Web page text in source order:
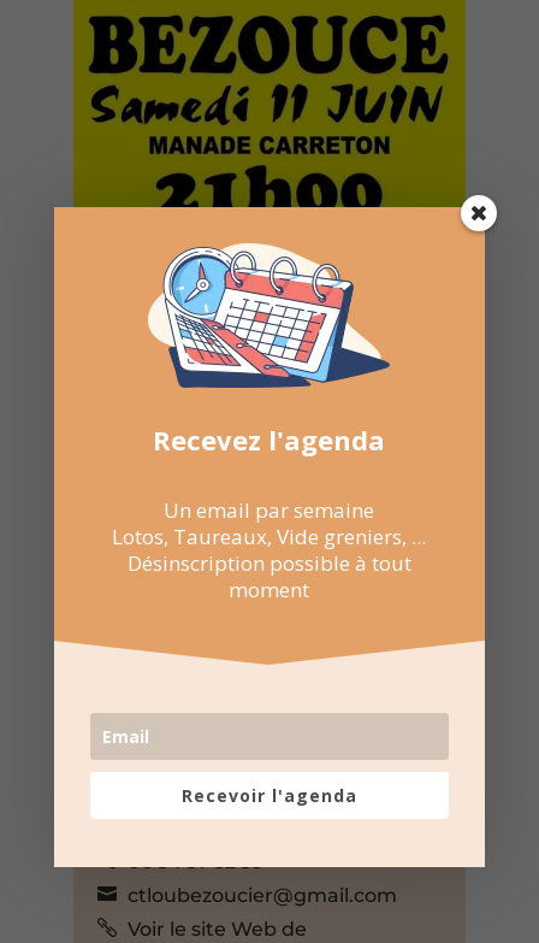
11 Juin 2022
Arènes de Bezouce
Gard, 30320, France,
+ Google Map
Club Taurin Lou Bezoucier de
06 34 37 52 35
ctloubezoucier@gmail.com
Voir le site Web de
Recevez l'agenda
Un email par semaine
Lotos, Taureaux, Vide greniers, ...
Désinscription possible à tout
moment
Recevoir l'agenda